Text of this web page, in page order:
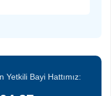
Bayi Hattımız: